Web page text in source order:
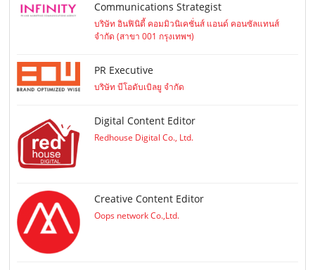
Communications Strategist
บริษัท อินฟินิตี้ คอมมิวนิเคชั่นส์ แอนด์ คอนซัลแทนส์
จำกัด (สาขา 001 กรุงเทพฯ)
PR Executive
บริษัท บีโอดับเบิลยู จำกัด
Digital Content Editor
Redhouse Digital Co., Ltd.
Creative Content Editor
Oops network Co.,Ltd.